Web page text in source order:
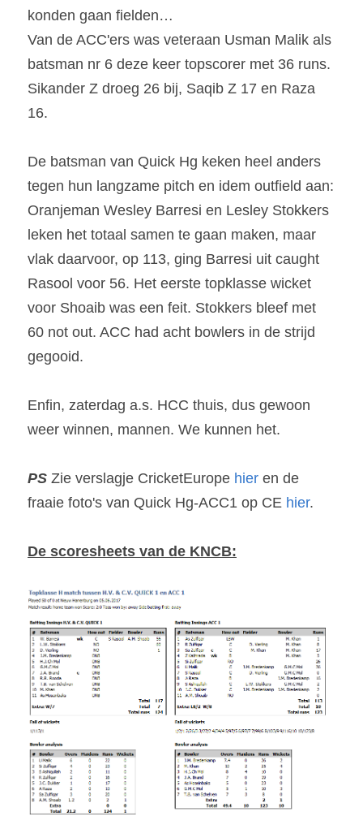
konden gaan fielden…
Van de ACC'ers was veteraan Usman Malik als
batsman nr 6 deze keer topscorer met 36 runs.
Sikander Z droeg 26 bij, Saqib Z 17 en Raza
16.
De batsman van Quick Hg keken heel anders
tegen hun langzame pitch en idem outfield aan:
Oranjeman Wesley Barresi en Lesley Stokkers
leken het totaal samen te gaan maken, maar
vlak daarvoor, op 113, ging Barresi uit caught
Rasool voor 56. Het eerste topklasse wicket
voor Shoaib was een feit. Stokkers bleef met
60 not out. ACC had acht bowlers in de strijd
gegooid.
Enfin, zaterdag a.s. HCC thuis, dus gewoon
weer winnen, mannen. We kunnen het.
PS Zie verslagje CricketEurope hier en de
fraaie foto's van Quick Hg-ACC1 op CE hier.
De scoresheets van de KNCB: